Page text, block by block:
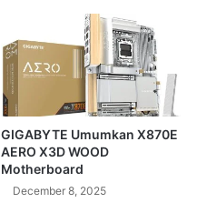
GIGABYTE Umumkan X870E
AERO X3D WOOD
Motherboard
December 8, 2025